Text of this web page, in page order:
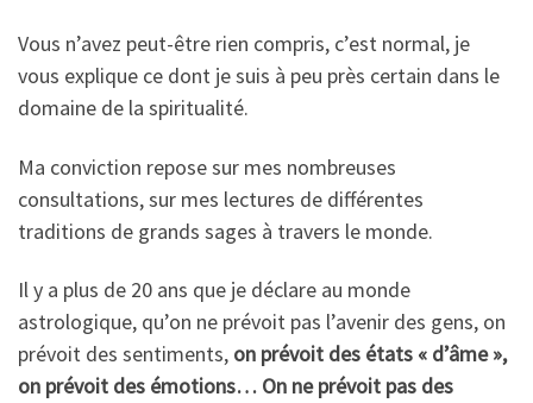
Vous n’avez peut-être rien compris, c’est normal, je
vous explique ce dont je suis à peu près certain dans le
domaine de la spiritualité.
Ma conviction repose sur mes nombreuses
consultations, sur mes lectures de différentes
traditions de grands sages à travers le monde.
Il y a plus de 20 ans que je déclare au monde
astrologique, qu’on ne prévoit pas l’avenir des gens, on
prévoit des sentiments, on prévoit des états « d’âme »,
on prévoit des émotions… On ne prévoit pas des